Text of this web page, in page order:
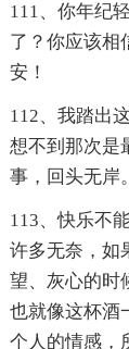
111、你年纪
了？你应该相
安！
112、我踏出
想不到那次是
事，回头无岸
113、快乐不
许多无奈，如
望、灰心的时
也就像这杯酒
个人的情感，